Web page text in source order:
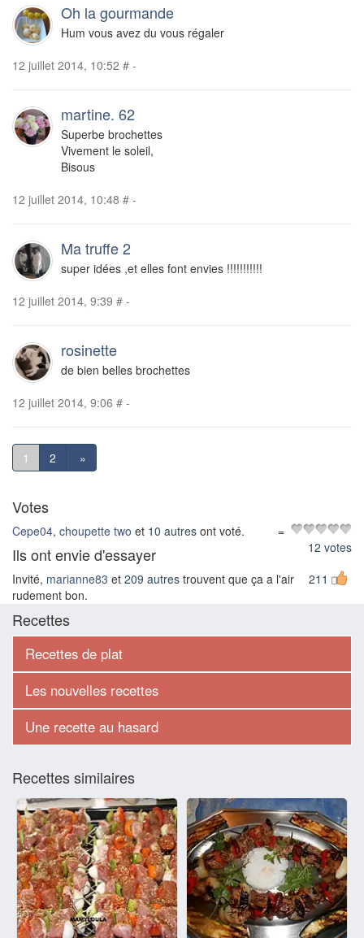
Oh la gourmande
Hum vous avez du vous régaler
12 juillet 2014, 10:52 # -
martine. 62
Superbe brochettes
Vivement le soleil,
Bisous
12 juillet 2014, 10:48 # -
Ma truffe 2
super idées ,et elles font envies !!!!!!!!!!!
12 juillet 2014, 9:39 # -
rosinette
de bien belles brochettes
12 juillet 2014, 9:06 # -
1 2 »
Votes
Cepe04, choupette two et 10 autres ont voté.
=
12 votes
Ils ont envie d'essayer
211
Invité, marianne83 et 209 autres trouvent que ça a l'air
rudement bon.
Recettes
Recettes de plat
Les nouvelles recettes
Une recette au hasard
Recettes similaires